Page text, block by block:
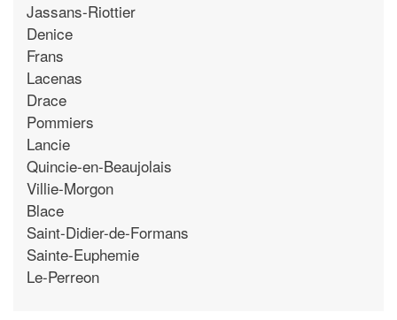
Jassans-Riottier
Denice
Frans
Lacenas
Drace
Pommiers
Lancie
Quincie-en-Beaujolais
Villie-Morgon
Blace
Saint-Didier-de-Formans
Sainte-Euphemie
Le-Perreon